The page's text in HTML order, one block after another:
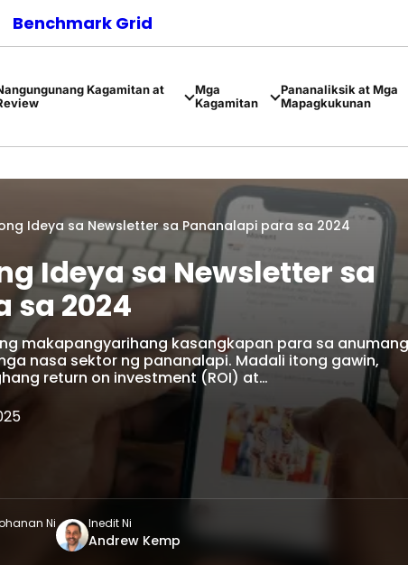
Benchmark Grid
Kagamitan at
Mga
Kagamitan
Pananaliksik at Mga
Mapagkukunan
Ideya sa Newsletter sa Pananalapi para sa 2024
Ideya sa Newsletter sa
sa 2024
makapangyarihang kasangkapan para sa anumang
nasa sektor ng pananalapi. Madali itong gawin,
return on investment (ROI) at…
Ni Inedit Ni
Andrew Kemp